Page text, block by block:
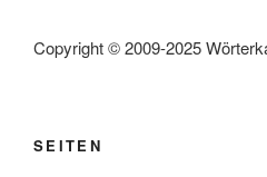
Copyright © 2009-2025
SEITEN